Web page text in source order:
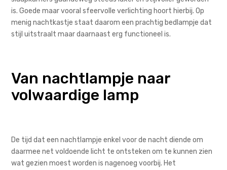
is. Goede maar vooral sfeervolle verlichting hoort hierbij. Op
menig nachtkastje staat daarom een prachtig bedlampje dat
stijl uitstraalt maar daarnaast erg functioneel is.
Van nachtlampje naar
volwaardige lamp
De tijd dat een nachtlampje enkel voor de nacht diende om
daarmee net voldoende licht te ontsteken om te kunnen zien
wat gezien moest worden is nagenoeg voorbij. Het